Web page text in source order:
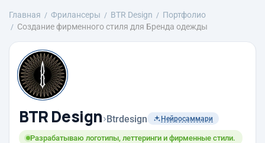
Главная Фрилансеры BTR Design
Портфолио
Создание фирменного стиля для Бренда одежды
BTR Design›Btrdesign Нейросаммари
Разрабатываю логотипы, леттеринги и фирменные стили.